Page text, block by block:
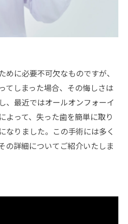
めに必要不可欠なものですが、
てしまった場合、その悔しさは
、最近ではオールオンフォーイ
よって、失った歯を簡単に取り
なりました。この手術には多く
の詳細についてご紹介いたしま